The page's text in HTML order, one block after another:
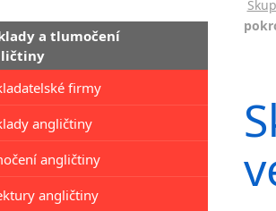
a tlumočení
firmy
angličtiny
angličtiny
angličtiny